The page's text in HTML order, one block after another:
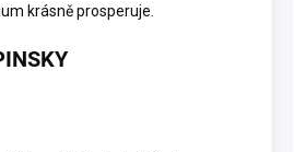
krásně prosperuje.